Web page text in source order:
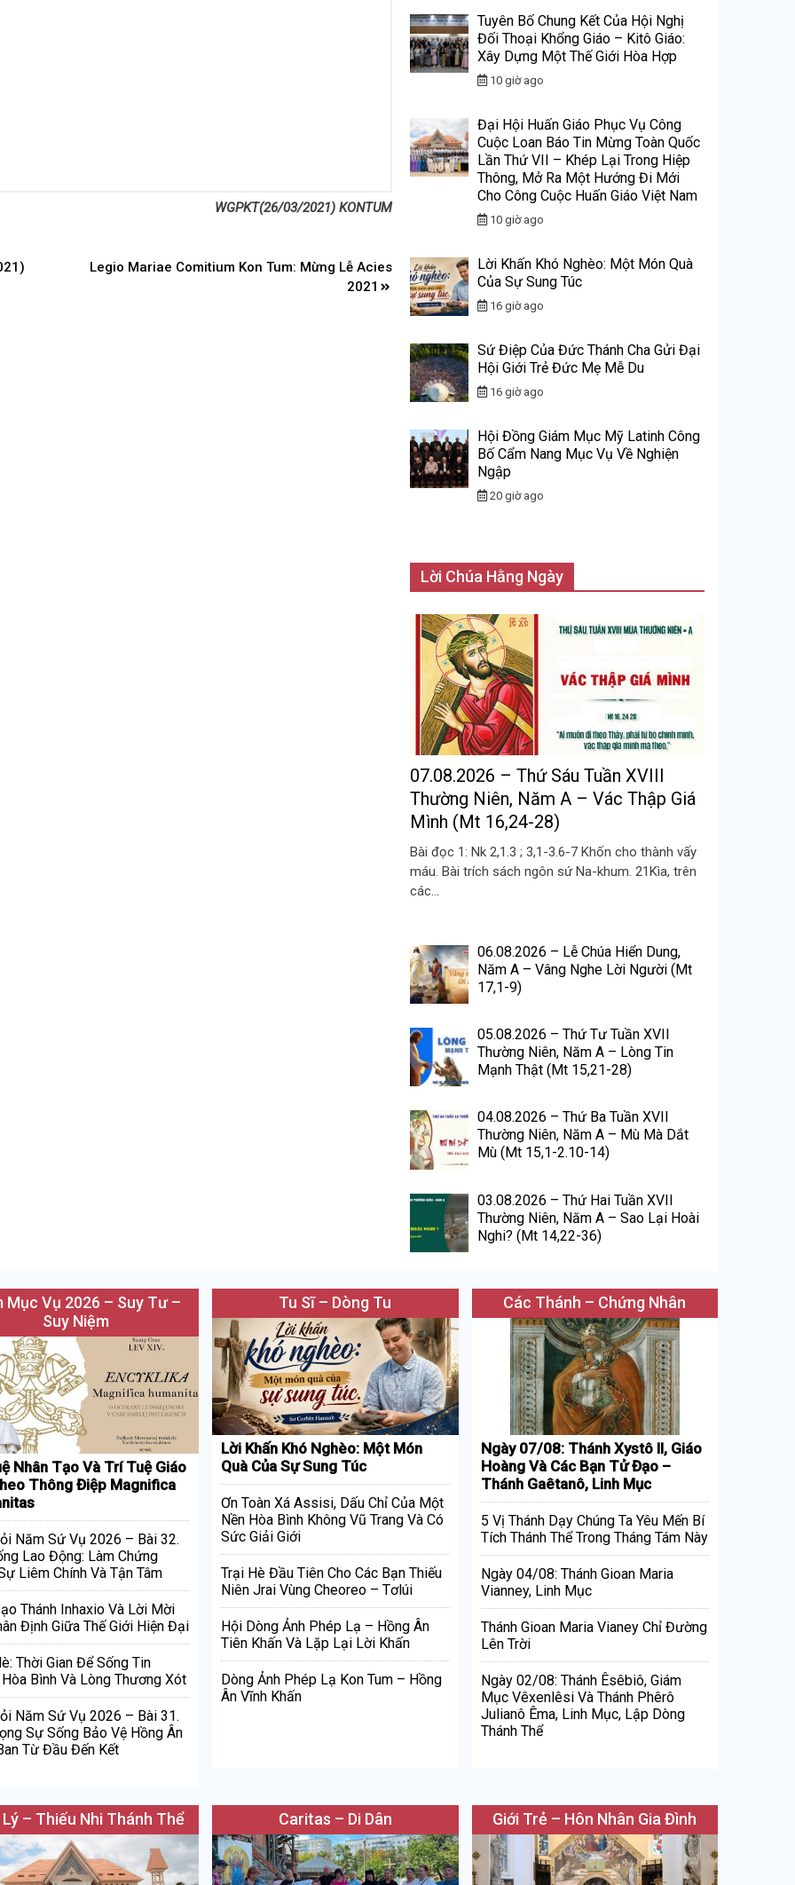
WGPKT(26/03/2021) KONTUM
Legio Mariae Comitium Kon Tum: Mừng Lễ Acies
2021
Tuyên Bố Chung Kết Của Hội Nghị
Đối Thoại Khổng Giáo – Kitô Giáo:
Xây Dựng Một Thế Giới Hòa Hợp
10 giờ ago
Đại Hội Huấn Giáo Phục Vụ Công
Cuộc Loan Báo Tin Mừng Toàn Quốc
Lần Thứ VII – Khép Lại Trong Hiệp
Thông, Mở Ra Một Hướng Đi Mới
Cho Công Cuộc Huấn Giáo Việt Nam
10 giờ ago
Lời Khấn Khó Nghèo: Một Món Quà
Của Sự Sung Túc
16 giờ ago
Sứ Điệp Của Đức Thánh Cha Gửi Đại
Hội Giới Trẻ Đức Mẹ Mễ Du
16 giờ ago
Hội Đồng Giám Mục Mỹ Latinh Công
Bố Cẩm Nang Mục Vụ Về Nghiện
Ngập
20 giờ ago
Lời Chúa Hằng Ngày
07.08.2026 – Thứ Sáu Tuần XVIII
Thường Niên, Năm A – Vác Thập Giá
Mình (Mt 16,24-28)
Bài đọc 1: Nk 2,1.3 ; 3,1-3.6-7 Khốn cho thành vấy
máu. Bài trích sách ngôn sứ Na-khum. 21Kìa, trên
các...
06.08.2026 – Lễ Chúa Hiển Dung,
Năm A – Vâng Nghe Lời Người (Mt
17,1-9)
05.08.2026 – Thứ Tư Tuần XVII
Thường Niên, Năm A – Lòng Tin
Mạnh Thật (Mt 15,21-28)
04.08.2026 – Thứ Ba Tuần XVII
Thường Niên, Năm A – Mù Mà Dắt
Mù (Mt 15,1-2.10-14)
03.08.2026 – Thứ Hai Tuần XVII
Thường Niên, Năm A – Sao Lại Hoài
Nghi? (Mt 14,22-36)
Mục Vụ 2026 – Suy Tư –
Suy Niệm
Nhân Tạo Và Trí Tuệ Giáo
Thông Điệp Magnifica
Năm Sứ Vụ 2026 – Bài 32.
Lao Động: Làm Chứng
Liêm Chính Và Tận Tâm
Thánh Inhaxio Và Lời Mời
Định Giữa Thế Giới Hiện Đại
Thời Gian Để Sống Tin
Bình Và Lòng Thương Xót
Năm Sứ Vụ 2026 – Bài 31.
Sự Sống Bảo Vệ Hồng Ân
Từ Đầu Đến Kết
Tu Sĩ – Dòng Tu
Lời Khấn Khó Nghèo: Một Món
Quà Của Sự Sung Túc
Ơn Toàn Xá Assisi, Dấu Chỉ Của Một
Nền Hòa Bình Không Vũ Trang Và Có
Sức Giải Giới
Trại Hè Đầu Tiên Cho Các Bạn Thiếu
Niên Jrai Vùng Cheoreo – Tơlúi
Hội Dòng Ảnh Phép Lạ – Hồng Ân
Tiên Khấn Và Lặp Lại Lời Khấn
Dòng Ảnh Phép Lạ Kon Tum – Hồng
Ân Vĩnh Khấn
Các Thánh – Chứng Nhân
Ngày 07/08: Thánh Xystô II, Giáo
Hoàng Và Các Bạn Tử Đạo –
Thánh Gaêtanô, Linh Mục
5 Vị Thánh Dạy Chúng Ta Yêu Mến Bí
Tích Thánh Thể Trong Tháng Tám Này
Ngày 04/08: Thánh Gioan Maria
Vianney, Linh Mục
Thánh Gioan Maria Vianey Chỉ Đường
Lên Trời
Ngày 02/08: Thánh Êsêbiô, Giám
Mục Vêxenlêsi Và Thánh Phêrô
Julianô Êma, Linh Mục, Lập Dòng
Thánh Thể
Lý – Thiếu Nhi Thánh Thể Caritas – Di Dân Giới Trẻ – Hôn Nhân Gia Đình